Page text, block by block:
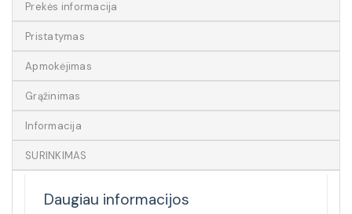
Prekės informacija
Pristatymas
Apmokėjimas
Grąžinimas
Informacija
SURINKIMAS
Daugiau informacijos